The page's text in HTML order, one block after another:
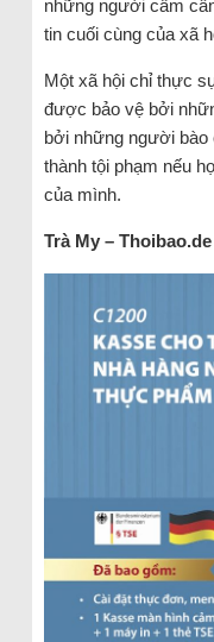
những người cầm
tin cuối cùng của xã
Một xã hội chỉ thực
được bảo vệ bởi
bởi những người bào
thành tội phạm nếu
của mình.
Trà My – Thoibao.de